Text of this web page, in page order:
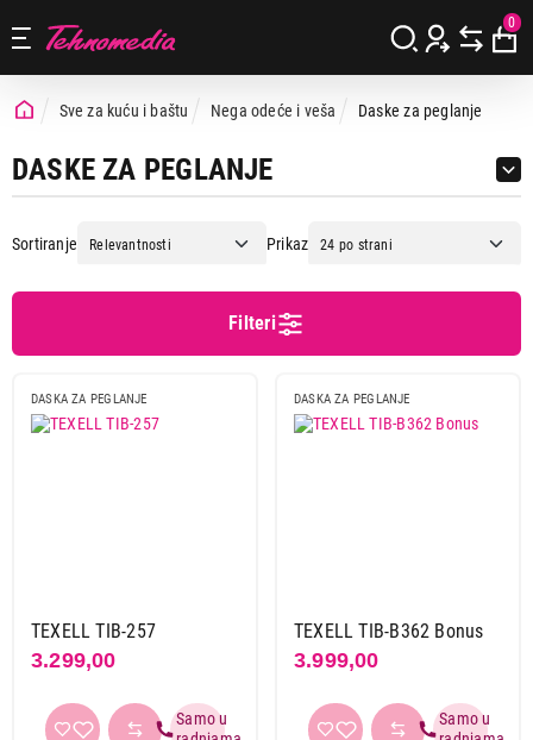
0
Sve za kuću i baštu Nega odeće i veša Daske za peglanje
Cena od Cena do
Tefal
1
Texell
DASKE ZA PEGLANJE
Sortiranje Prikaz
Filteri
DASKA ZA PEGLANJE
TEXELL TIB-257
3.299,00
DASKA ZA PEGLANJE
TEXELL TIB-B362 Bonus
3.999,00